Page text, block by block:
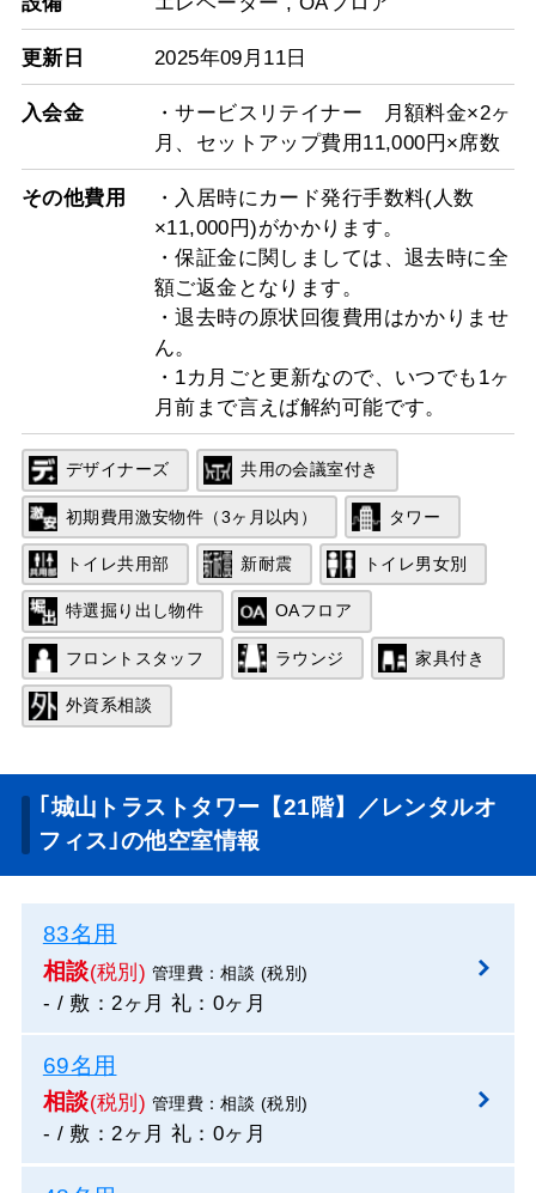
更新日 2025年09月11日
入会金
・サービスリテイナー 月額料金×2ヶ
月、セットアップ費用11,000円×席数
その他費用
・入居時にカード発行手数料(人数
×11,000円)がかかります。
・保証金に関しましては、退去時に全
額ご返金となります。
・退去時の原状回復費用はかかりませ
ん。
・1カ月ごと更新なので、いつでも1ヶ
月前まで言えば解約可能です。
デザイナーズ 共用の会議室付き
初期費用激安物件（3ヶ月以内） タワー
トイレ共用部 新耐震 トイレ男女別
特選掘り出し物件 OAフロア
フロントスタッフ ラウンジ 家具付き
外資系相談
｢城山トラストタワー【21階】／レンタルオ
フィス｣の他空室情報
83名用
相談(税別) 管理費：相談 (税別)
- / 敷：2ヶ月 礼：0ヶ月
69名用
相談(税別) 管理費：相談 (税別)
- / 敷：2ヶ月 礼：0ヶ月